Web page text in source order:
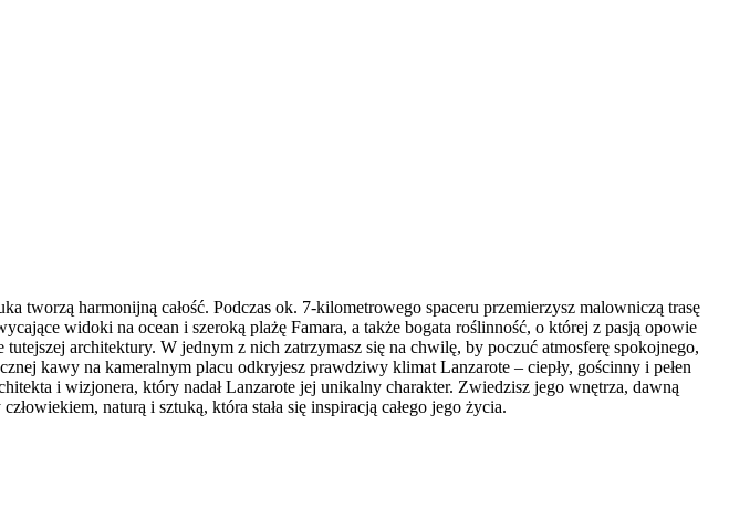
tworzą harmonijną całość. Podczas ok. 7-kilometrowego spaceru przemierzysz malowniczą trasę
widoki na ocean i szeroką plażę Famara, a także bogata roślinność, o której z pasją opowie
architektury. W jednym z nich zatrzymasz się na chwilę, by poczuć atmosferę spokojnego,
kawy na kameralnym placu odkryjesz prawdziwy klimat Lanzarote – ciepły, gościnny i pełen
i wizjonera, który nadał Lanzarote jej unikalny charakter. Zwiedzisz jego wnętrza, dawną
naturą i sztuką, która stała się inspiracją całego jego życia.